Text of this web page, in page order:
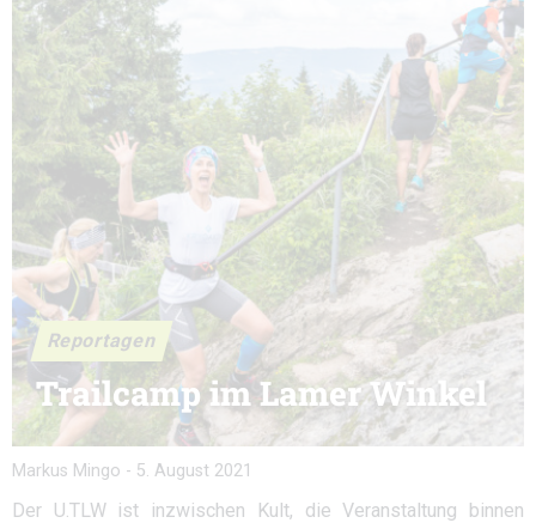
Reportagen
Trailcamp im Lamer Winkel
Markus Mingo - 5. August 2021
Der U.TLW ist inzwischen Kult, die Veranstaltung binnen